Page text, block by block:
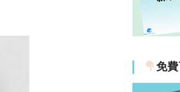
免